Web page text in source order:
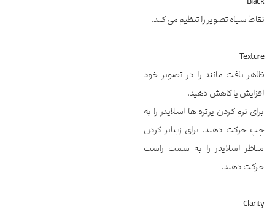
نقاط سیاه تصویر را تنظیم می کند.
Texture
ظاهر بافت مانند را در تصویر خود
افزایش یا کاهش دهید.
برای نرم کردن پرتره ها اسلایدر را به
چپ حرکت دهید. برای زیباتر کردن
مناظر اسلایدر را به سمت راست
حرکت دهید.
Clarity